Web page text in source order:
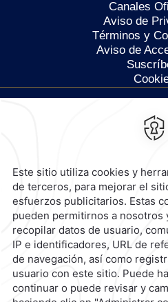
Canales
Aviso de
Términos y
Aviso de
Calzada General
Escobedo 700,
Reservaciones|